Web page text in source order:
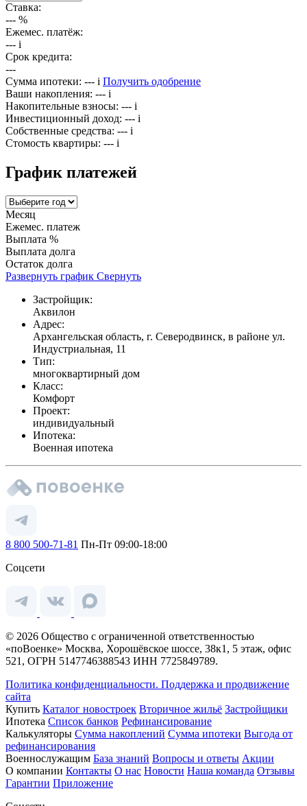
Ставка:
--- %
Ежемес. платёж:
--- i
Срок кредита:
---
Сумма ипотеки: --- i Получить одобрение
Ваши накопления: --- i
Накопительные взносы: --- i
Инвестиционный доход: --- i
Собственные средства: --- i
Стомость квартиры: --- i
График платежей
Месяц
Ежемес. платеж
Выплата %
Выплата долга
Остаток долга
Развернуть график Свернуть
Застройщик:
Аквилон
Адрес:
Архангельская область, г. Северодвинск, в районе ул.
Индустриальная, 11
Тип:
многоквартирный дом
Класс:
Комфорт
Проект:
индивидуальный
Ипотека:
Военная ипотека
8 800 500-71-81 Пн-Пт 09:00-18:00
Соцсети
© 2026 Общество с ограниченной ответственностью
«поВоенке» Москва, Хорошёвское шоссе, 38к1, 5 этаж, офис
521, ОГРН 5147746388543 ИНН 7725849789.
Политика конфиденциальности. Поддержка и продвижение
сайта
Купить Каталог новостроек Вторичное жильё Застройщики
Ипотека Список банков Рефинансирование
Калькуляторы Сумма накоплений Сумма ипотеки Выгода от
рефинансирования
Военнослужащим База знаний Вопросы и ответы Акции
О компании Контакты О нас Новости Наша команда Отзывы
Гарантии Приложение